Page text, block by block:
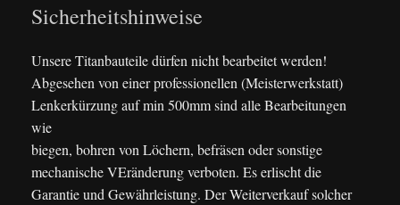
Sicherheitshinweise
Unsere Titanbauteile dürfen nicht bearbeitet werden!
Abgesehen von einer professionellen (Meisterwerkstatt)
Lenkerkürzung auf min 500mm sind alle Bearbeitungen
wie
biegen, bohren von Löchern, befräsen oder sonstige
mechanische VEränderung verboten. Es erlischt die
Garantie und Gewährleistung. Der Weiterverkauf solcher